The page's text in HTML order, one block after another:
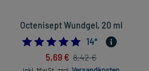
Octenisept Wundgel, 20 ml
4.928571428571429
14*
5,69 € 8,42 €